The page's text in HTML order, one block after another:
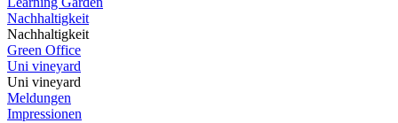
Nachhaltigkeit
Nachhaltigkeit
Green Office
Uni vineyard
Uni vineyard
Meldungen
Impressionen